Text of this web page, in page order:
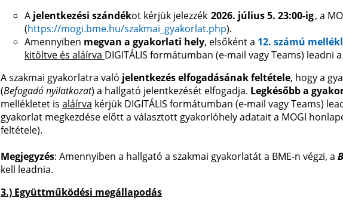
A jelentkezési szándékot kérjük jelezzék2026. július 5. 23:00-ig, a
(https://mogi.bme.hu/szakmai_gyakorlat.php).
Amennyiben megvan a gyakorlati hely, elsőként a 12. számú
kitöltve és aláírva DIGITÁLIS formátumban (e-mail vagy Teams) leadni
A szakmai gyakorlatra való jelentkezés elfogadásának feltétele, hogy a
(Befogadó nyilatkozat) a hallgató jelentkezését elfogadja. Legkésőbb a
mellékletet isaláírva kérjük DIGITÁLIS formátumban (e-mail vagy Teams)
gyakorlat megkezdése előtt a választott gyakorlóhely adatait a MOGI
feltétele).
Megjegyzés: Amennyiben a hallgató a szakmai gyakorlatát a BME-n végzi, a
kell leadnia.
3.) Együttműködési megállapodás